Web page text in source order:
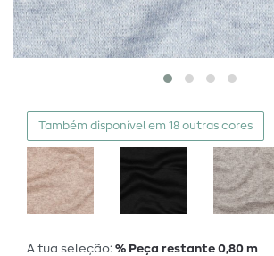
Também disponível em 18 outras cores
A tua seleção: % Peça restante 0,80 m